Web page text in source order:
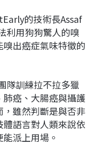
的技術長Assaf
利用狗狗驚人的嗅
出癌症氣味特徵的
隊訓練拉不拉多獵
癌、大腸癌與攝護
雖然判斷是與否非
語言對人類來說依
派上用場。